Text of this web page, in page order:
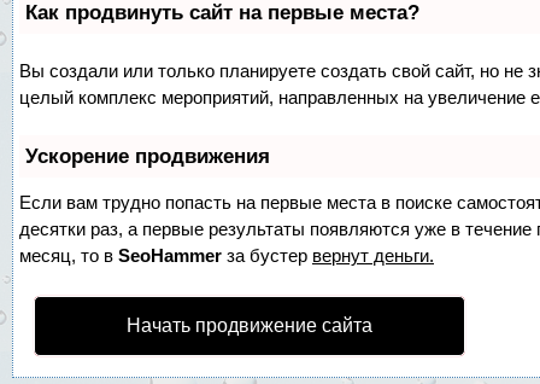
Как продвинуть сайт на первые места?
Вы создали или только планируете создать свой сайт, но не
целый комплекс мероприятий, направленных на увеличение
Ускорение продвижения
Если вам трудно попасть на первые места в поиске
десятки раз, а первые результаты появляются уже в
месяц, то в SeoHammer за бустер вернут деньги.
Начать продвижение сайта